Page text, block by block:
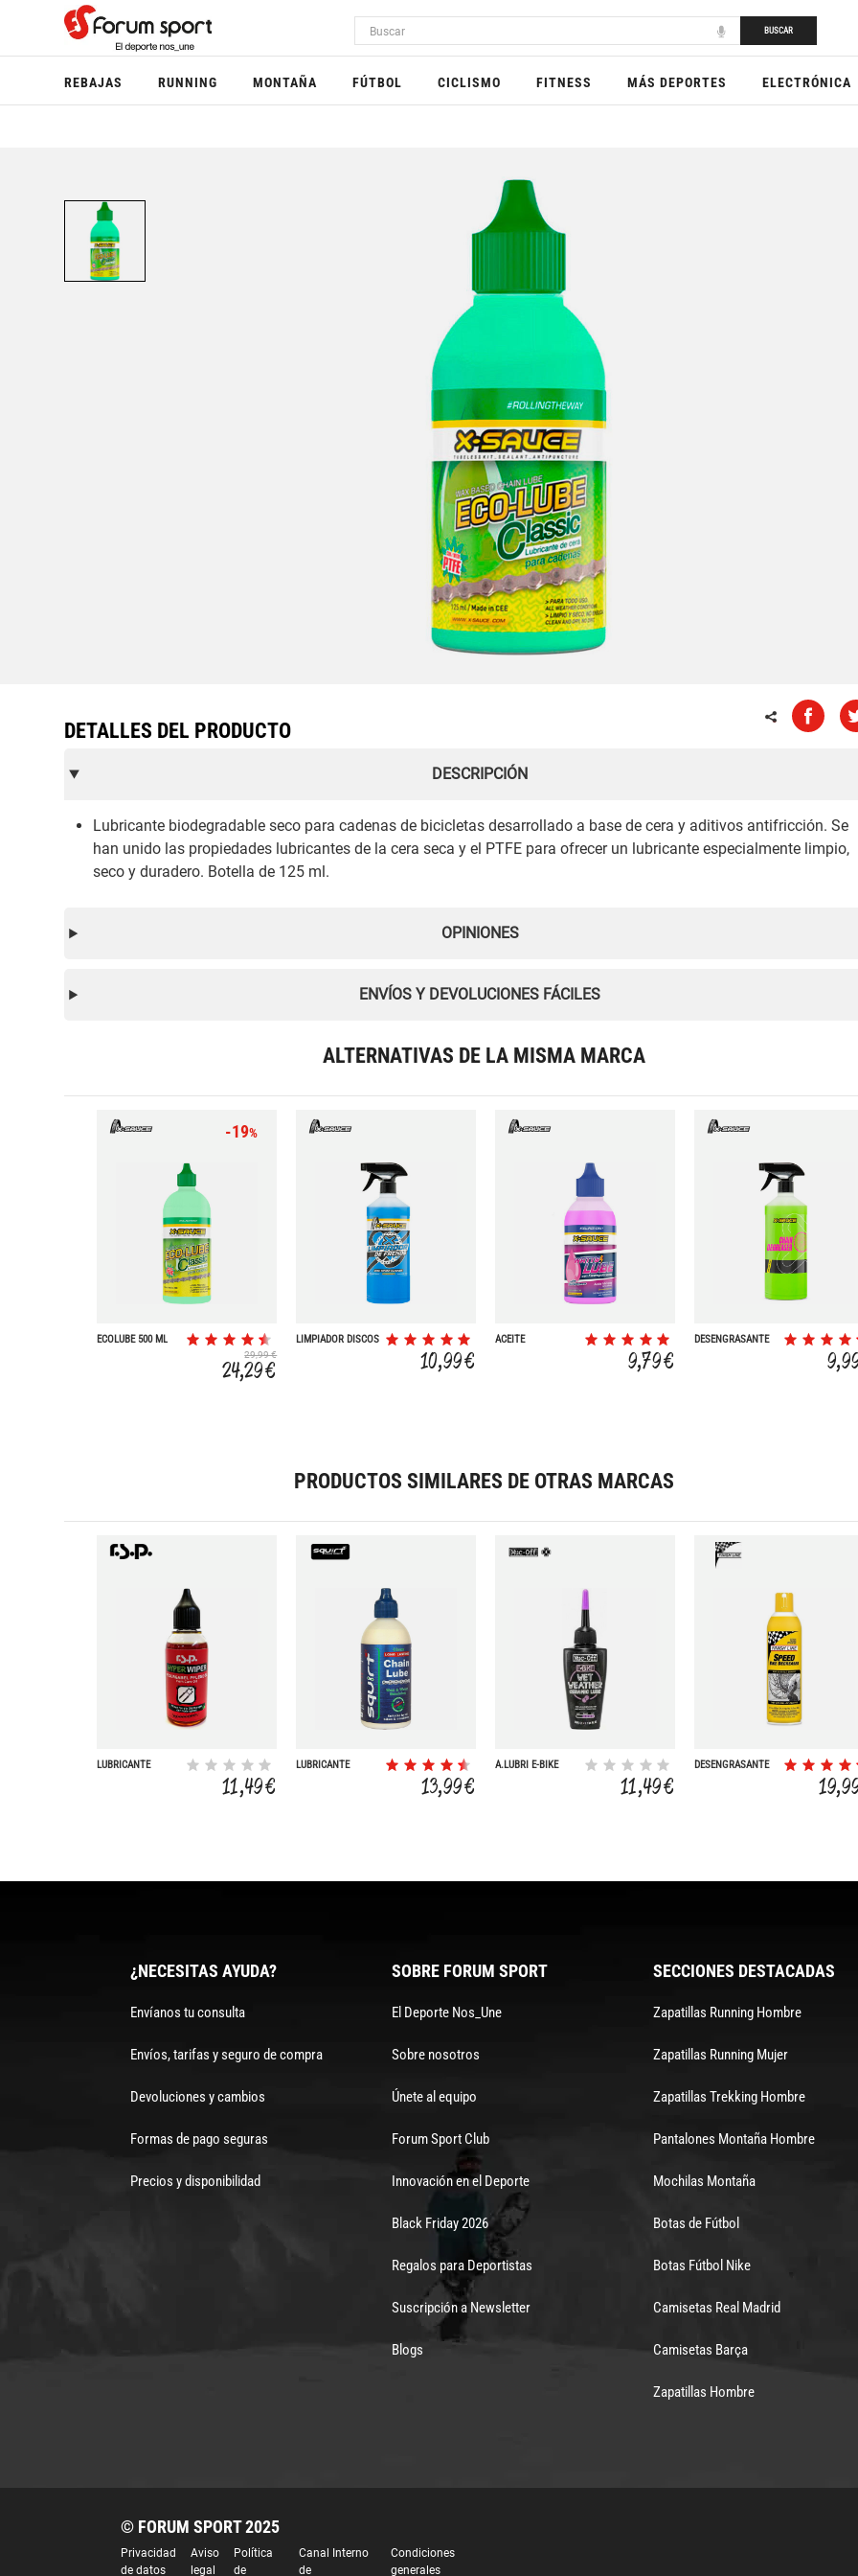
BUSCAR
REBAJAS RUNNING MONTAÑA FÚTBOL CICLISMO FITNESS MÁS DEPORTES ELECTRÓNICA
DETALLES DEL PRODUCTO
DESCRIPCIÓN
Lubricante biodegradable seco para cadenas de bicicletas desarrollado a base de cera y aditivos antifricción. Se
han unido las propiedades lubricantes de la cera seca y el PTFE para ofrecer un lubricante especialmente limpio,
seco y duradero. Botella de 125 ml.
OPINIONES
ENVÍOS Y DEVOLUCIONES FÁCILES
ALTERNATIVAS DE LA MISMA MARCA
-19%
ECOLUBE 500 ML
29,99 €
24,29 €
LIMPIADOR DISCOS
10,99 €
ACEITE
9,79 €
DESENGRASANTE
PRODUCTOS SIMILARES DE OTRAS MARCAS
LUBRICANTE
11,49 €
LUBRICANTE
13,99 €
A.LUBRI E-BIKE
11,49 €
DESENGRASANTE
¿NECESITAS AYUDA?
Envíanos tu consulta
Envíos, tarifas y seguro de compra
Devoluciones y cambios
Formas de pago seguras
Precios y disponibilidad
SOBRE FORUM SPORT
El Deporte Nos_Une
Sobre nosotros
Únete al equipo
Forum Sport Club
Innovación en el Deporte
Black Friday 2026
Regalos para Deportistas
Suscripción a Newsletter
Blogs
SECCIONES DESTACADAS
Zapatillas Running Hombre
Zapatillas Running Mujer
Zapatillas Trekking Hombre
Pantalones Montaña Hombre
Mochilas Montaña
Botas de Fútbol
Botas Fútbol Nike
Camisetas Real Madrid
Camisetas Barça
Zapatillas Hombre
© FORUM SPORT 2025
Privacidad
de datos
Aviso
legal
Política
de
Canal Interno
de
Condiciones
generales